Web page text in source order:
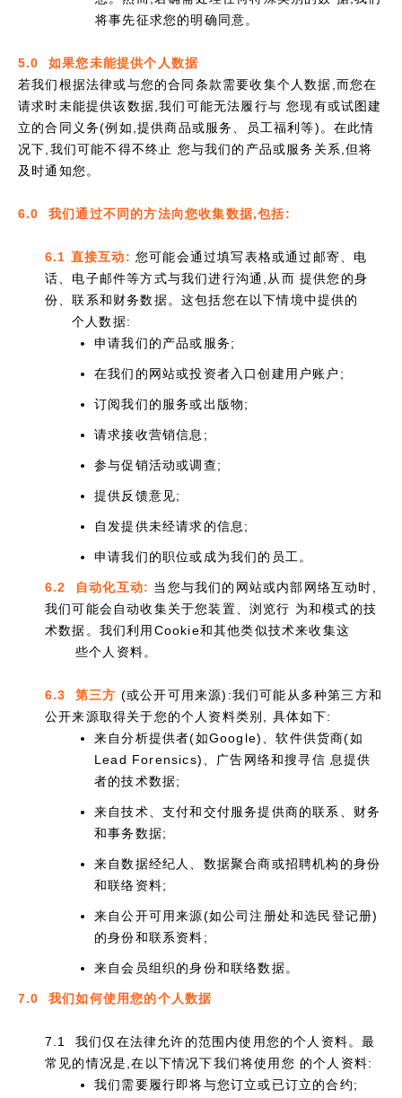
将事先征求您的明确同意。
5.0 如果您未能提供个人数据
若我们根据法律或与您的合同条款需要收集个人数据,而您在
请求时未能提供该数据,我们可能无法履行与 您现有或试图建
立的合同义务(例如,提供商品或服务、员工福利等)。在此情
况下,我们可能不得不终止 您与我们的产品或服务关系,但将
及时通知您。
6.0 我们通过不同的方法向您收集数据,包括:
6.1 直接互动: 您可能会通过填写表格或通过邮寄、电
话、电子邮件等方式与我们进行沟通,从而 提供您的身
份、联系和财务数据。这包括您在以下情境中提供的
个人数据:
申请我们的产品或服务;
在我们的网站或投资者入口创建用户账户;
订阅我们的服务或出版物;
请求接收营销信息;
参与促销活动或调查;
提供反馈意见;
自发提供未经请求的信息;
申请我们的职位或成为我们的员工。
6.2 自动化互动: 当您与我们的网站或内部网络互动时,
我们可能会自动收集关于您装置、浏览行 为和模式的技
术数据。我们利用Cookie和其他类似技术来收集这
些个人资料。
6.3 第三方 (或公开可用来源):我们可能从多种第三方和
公开来源取得关于您的个人资料类别, 具体如下:
来自分析提供者(如Google)、软件供货商(如
Lead Forensics)、广告网络和搜寻信 息提供
者的技术数据;
来自技术、支付和交付服务提供商的联系、财务
和事务数据;
来自数据经纪人、数据聚合商或招聘机构的身份
和联络资料;
来自公开可用来源(如公司注册处和选民登记册)
的身份和联系资料;
来自会员组织的身份和联络数据。
7.0 我们如何使用您的个人数据
7.1 我们仅在法律允许的范围内使用您的个人资料。最
常见的情况是,在以下情况下我们将使用您 的个人资料:
我们需要履行即将与您订立或已订立的合约;